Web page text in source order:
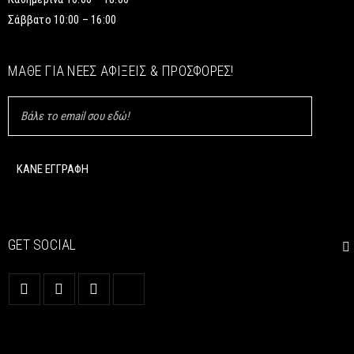
Σάββατο 10:00 – 16:00
ΜΆΘΕ ΓΙΑ ΝΈΕΣ ΑΦΊΞΕΙΣ & ΠΡΟΣΦΟΡΈΣ!
GET SOCIAL